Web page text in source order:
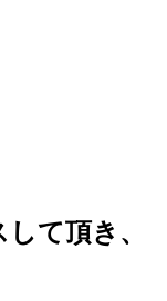
て頂き、